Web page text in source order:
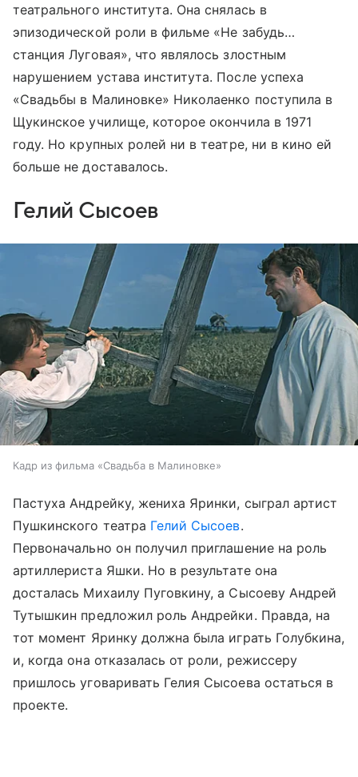
театрального института. Она снялась в
эпизодической роли в фильме «Не забудь…
станция Луговая», что являлось злостным
нарушением устава института. После успеха
«Свадьбы в Малиновке» Николаенко поступила в
Щукинское училище, которое окончила в 1971
году. Но крупных ролей ни в театре, ни в кино ей
больше не доставалось.
Гелий Сысоев
Кадр из фильма «Свадьба в Малиновке»
Пастуха Андрейку, жениха Яринки, сыграл артист
Пушкинского театра Гелий Сысоев.
Первоначально он получил приглашение на роль
артиллериста Яшки. Но в результате она
досталась Михаилу Пуговкину, а Сысоеву Андрей
Тутышкин предложил роль Андрейки. Правда, на
тот момент Яринку должна была играть Голубкина,
и, когда она отказалась от роли, режиссеру
пришлось уговаривать Гелия Сысоева остаться в
проекте.